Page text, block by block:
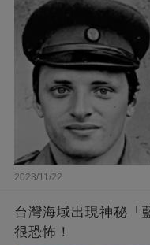
2023/11/22
台灣海域出現神秘「
很恐怖！